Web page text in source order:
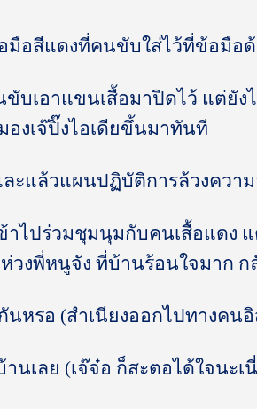
มือสีแดงที่คนขับใส่ไว้ที่ข้อมือ
บเอาแขนเสื้อมาปิดไว้ แต่ยัง
งเจ๊ปิ๊งไอเดียขึ้นมาทันที
ะแล้วแผนปฏิบัติการล้วงควา
าไปร่วมชุมนุมกับคนเสื้อแดง
วงพี่หนูจัง ที่บ้านร้อนใจมาก
นหรอ (สำเนียงออกไปทางคน
นเลย (เจ๊จ๋อ ก็สะตอได้ใจนะเ